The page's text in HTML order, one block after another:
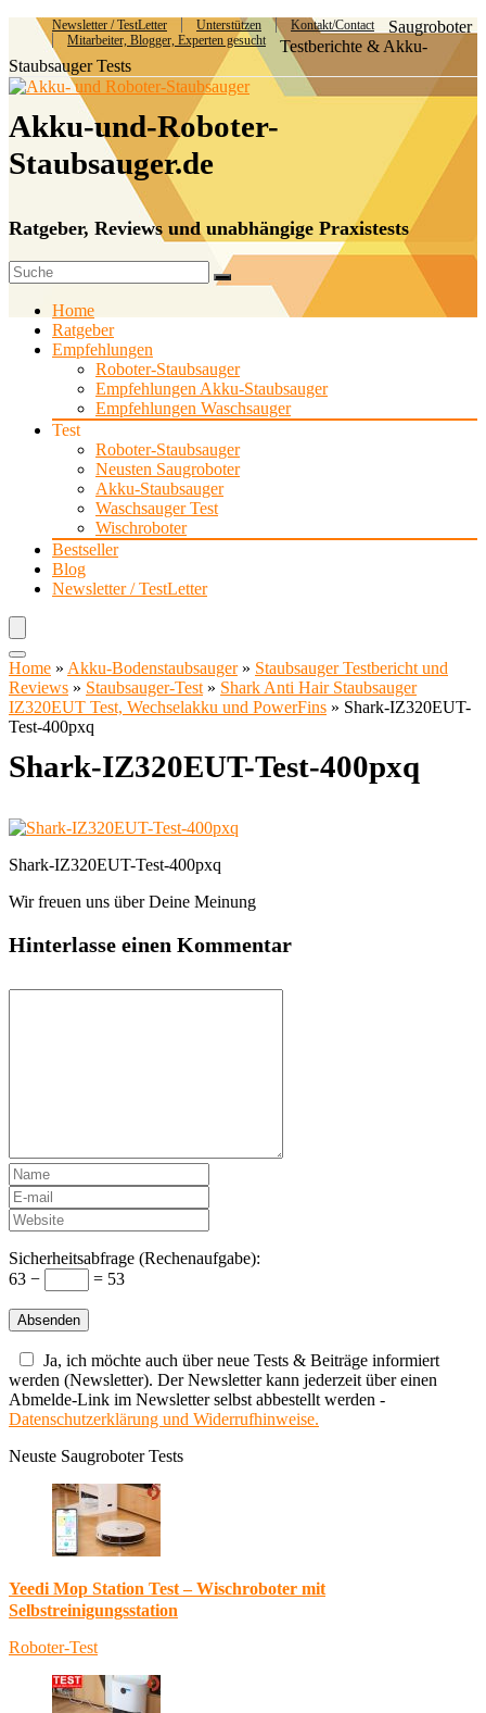
Newsletter / TestLetter Unterstützen
Kontakt/Contact
Mitarbeiter, Blogger, Experten gesucht
Saugroboter
Testberichte & Akku-
Staubsauger Tests
Akku-und-Roboter-
Staubsauger.de
Ratgeber, Reviews und unabhängige Praxistests
Home
Ratgeber
Empfehlungen
Roboter-Staubsauger
Empfehlungen Akku-Staubsauger
Empfehlungen Waschsauger
Test
Roboter-Staubsauger
Neusten Saugroboter
Akku-Staubsauger
Waschsauger Test
Wischroboter
Bestseller
Blog
Newsletter / TestLetter
Home » Akku-Bodenstaubsauger» Staubsauger Testbericht und
Reviews » Staubsauger-Test » Shark Anti Hair Staubsauger
IZ320EUT Test, Wechselakku und PowerFins » Shark-IZ320EUT-
Test-400pxq
Shark-IZ320EUT-Test-400pxq
Shark-IZ320EUT-Test-400pxq
Wir freuen uns über Deine Meinung
Hinterlasse einen Kommentar
Sicherheitsabfrage (Rechenaufgabe):
63 −
= 53
Ja, ich möchte auch über neue Tests & Beiträge informiert
werden (Newsletter). Der Newsletter kann jederzeit über einen
Abmelde-Link im Newsletter selbst abbestellt werden -
Datenschutzerklärung und Widerrufhinweise.
Neuste Saugroboter Tests
Yeedi Mop Station Test – Wischroboter mit
Selbstreinigungsstation
Roboter-Test